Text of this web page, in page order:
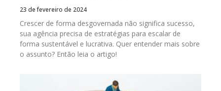
23 de fevereiro de 2024
Crescer de forma desgovernada não significa sucesso,
sua agência precisa de estratégias para escalar de
forma sustentável e lucrativa. Quer entender mais sobre
o assunto? Então leia o artigo!